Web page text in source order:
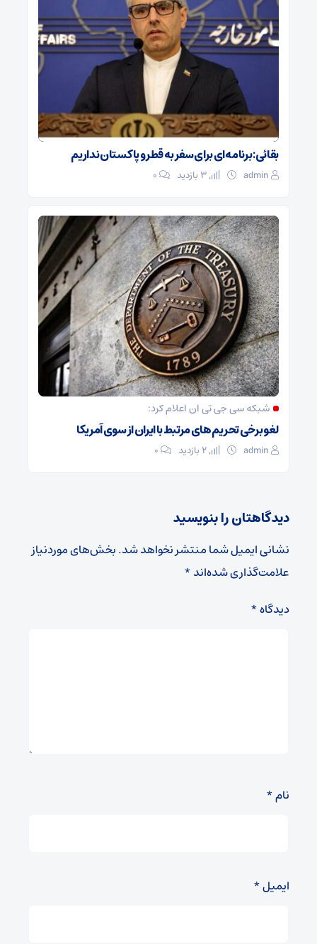
بقائی: برنامه‌ای برای سفر به قطر و پاکستان نداریم
admin ۰
شبکه سی جی تی ان اعلام کرد:
لغو برخی تحریم های مرتبط با ایران از سوی آمریکا
admin ۰
دیدگاهتان را بنویسید
نشانی ایمیل شما منتشر نخواهد شد.بخش‌های موردنیاز
علامت‌گذاری شده‌اند*
دیدگاه*
نام*
ایمیل*